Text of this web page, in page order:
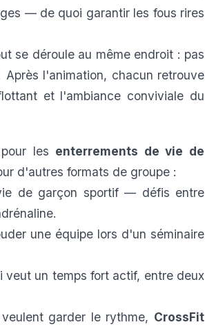
— de quoi garantir les fous rires
se déroule au même endroit : pas
l'animation, chacun retrouve
et l'ambiance conviviale du
les enterrements de vie de
d'autres formats de groupe :
de garçon sportif — défis entre
une équipe lors d'un séminaire
veut un temps fort actif, entre deux
garder le rythme, CrossFit